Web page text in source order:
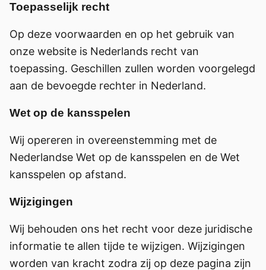
Toepasselijk recht
Op deze voorwaarden en op het gebruik van
onze website is Nederlands recht van
toepassing. Geschillen zullen worden voorgelegd
aan de bevoegde rechter in Nederland.
Wet op de kansspelen
Wij opereren in overeenstemming met de
Nederlandse Wet op de kansspelen en de Wet
kansspelen op afstand.
Wijzigingen
Wij behouden ons het recht voor deze juridische
informatie te allen tijde te wijzigen. Wijzigingen
worden van kracht zodra zij op deze pagina zijn